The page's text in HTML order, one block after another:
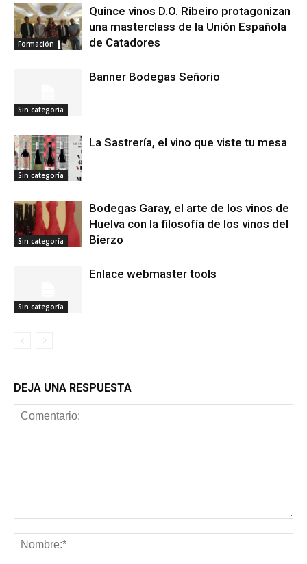
Formación
Quince vinos D.O. Ribeiro protagonizan
una masterclass de la Unión Española
de Catadores
Sin categoría
Banner Bodegas Señorio
Sin categoría
La Sastrería, el vino que viste tu mesa
Sin categoría
Bodegas Garay, el arte de los vinos de
Huelva con la filosofía de los vinos del
Bierzo
Sin categoría
Enlace webmaster tools
DEJA UNA RESPUESTA